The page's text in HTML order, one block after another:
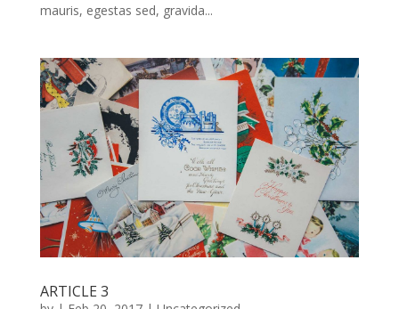
mauris, egestas sed, gravida...
ARTICLE 3